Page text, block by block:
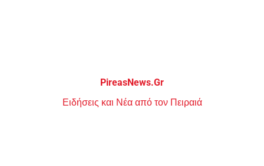
PireasNews.Gr
Ειδήσεις και Νέα από τον Πειραιά